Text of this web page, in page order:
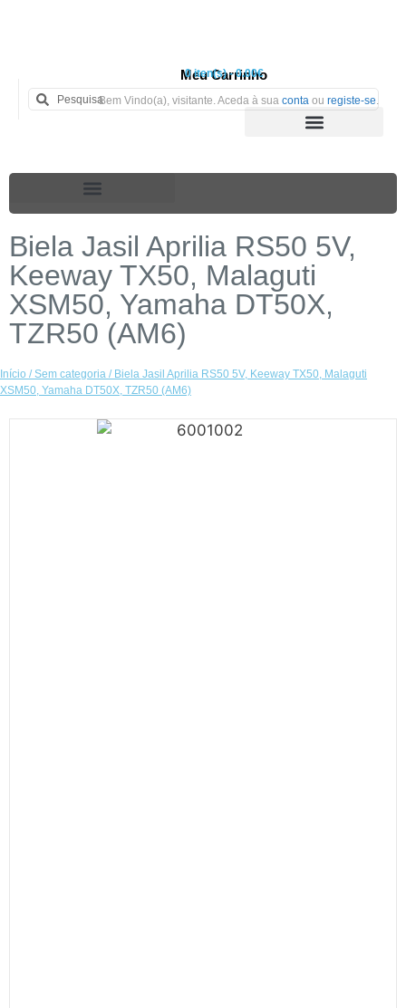
Meu Carrinho
0 iten(s) - 0.00€
Bem Vindo(a), visitante. Aceda à sua conta ou registe-se.
Biela Jasil Aprilia RS50 5V,
Keeway TX50, Malaguti
XSM50, Yamaha DT50X,
TZR50 (AM6)
Início /Sem categoria / Biela Jasil Aprilia RS50 5V, Keeway TX50, Malaguti
XSM50, Yamaha DT50X, TZR50 (AM6)